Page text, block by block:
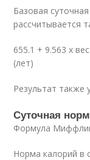
Базовая
рассчитывается
655.1 + 9.563 х
(лет)
Результат также
Суточная
Формула
Норма калорий в